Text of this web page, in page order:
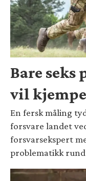
Bare seks
vil
En fersk måling
forsvare landet
forsvarsekspert
problematikk